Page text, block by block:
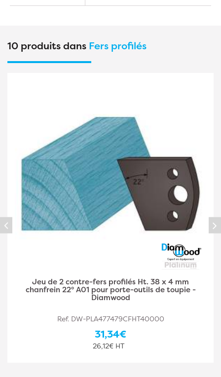
10 produits dans Fers profilés
Jeu de 2 contre-fers profilés Ht. 38 x 4 mm double
congé A03 pour porte-outils de toupie - Diamwood
Ref. DW-PLA477479CFHT40002
31,34€
26,12€ HT